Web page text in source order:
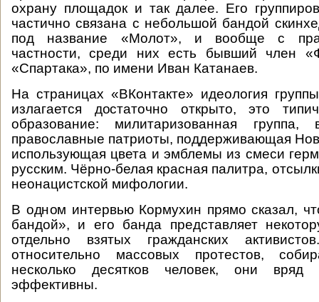
охрану площадок и так далее. Его
частично связана с небольшой бандой
под название «Молот», и вообще с
частности, среди них есть бывший член
«Спартака», по имени Иван Катанаев.
На страницах «ВКонтакте» идеология
излагается достаточно открыто, это
образование: милитаризованная группа,
православные патриоты, поддерживающая
использующая цвета и эмблемы из смеси
русским. Чёрно-белая красная палитра,
неонацистской мифологии.
В одном интервью Кормухин прямо сказал,
бандой», и его банда представляет
отдельно взятых гражданских
относительно массовых протестов,
несколько десятков человек, они
эффективны.